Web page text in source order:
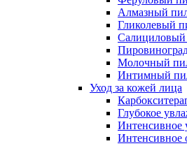
Алмазный
Гликолевый
Молочный
Интимный
Уход за кожей лица
Глубокое
Интенсивное
Интенсивное